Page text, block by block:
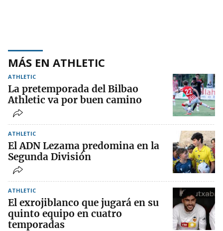
MÁS EN ATHLETIC
ATHLETIC
La pretemporada del Bilbao
Athletic va por buen camino
ATHLETIC
El ADN Lezama predomina en la
Segunda División
ATHLETIC
El exrojiblanco que jugará en su
quinto equipo en cuatro
temporadas